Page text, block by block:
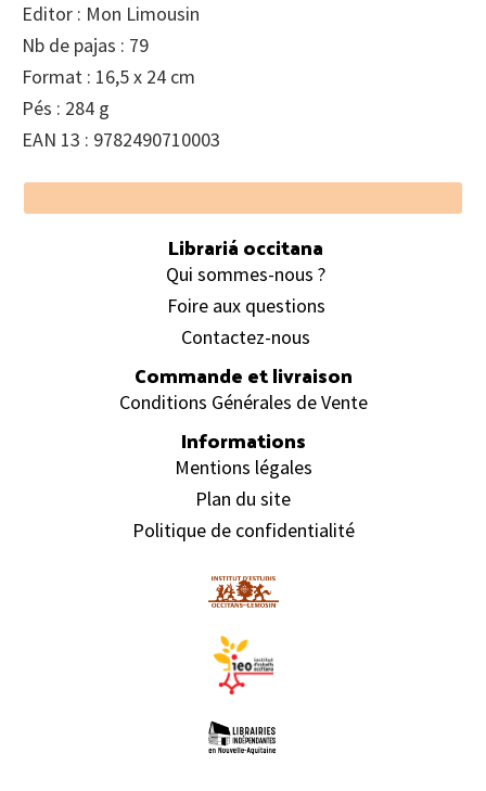
Editor : Mon Limousin
Nb de pajas : 79
Format : 16,5 x 24 cm
Pés : 284 g
EAN 13 : 9782490710003
Footer
Librariá occitana
Qui sommes-nous ?
Foire aux questions
Contactez-nous
Commande et livraison
Conditions Générales de Vente
Informations
Mentions légales
Plan du site
Politique de confidentialité